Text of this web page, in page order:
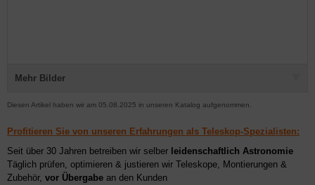
Mehr Bilder
Diesen Artikel haben wir am 05.08.2025 in unseren Katalog aufgenommen.
Profitieren Sie von unseren Erfahrungen als Teleskop-Spezialisten:
Seit über 30 Jahren betreiben wir selber leidenschaftlich Astronomie
Täglich prüfen, optimieren & justieren wir Teleskope, Montierungen &
Zubehör, vor Übergabe an den Kunden